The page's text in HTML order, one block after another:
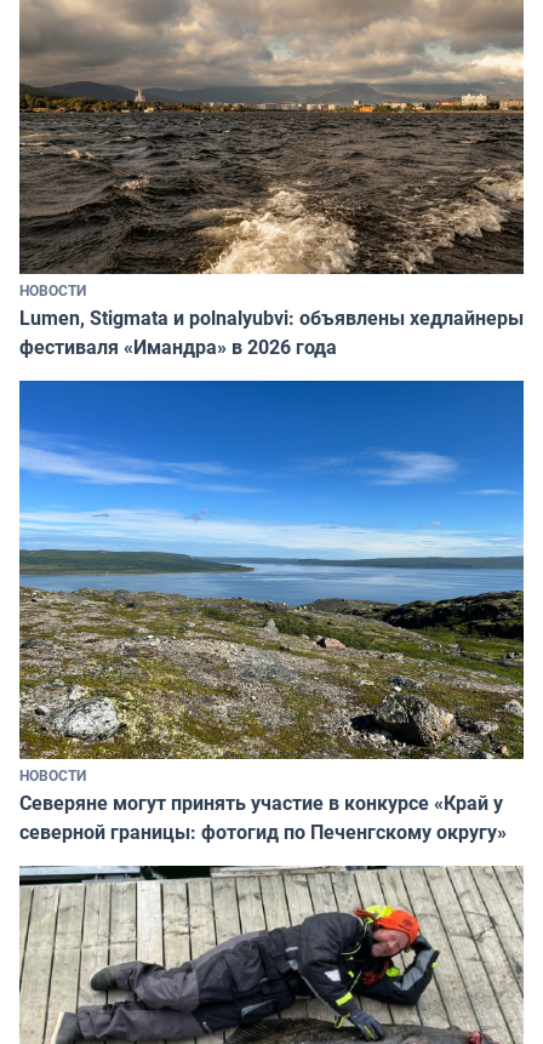
НОВОСТИ
Lumen, Stigmata и polnalyubvi: объявлены хедлайнеры
фестиваля «Имандра» в 2026 года
НОВОСТИ
Северяне могут принять участие в конкурсе «Край у
северной границы: фотогид по Печенгскому округу»